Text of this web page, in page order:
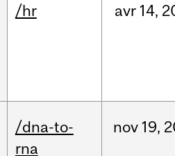
/hr avr 14,
/dna-to-
rna
nov 19,